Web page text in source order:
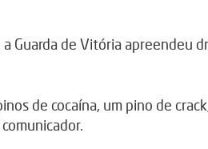
Guarda de Vitória apreendeu
de cocaína, um pino de